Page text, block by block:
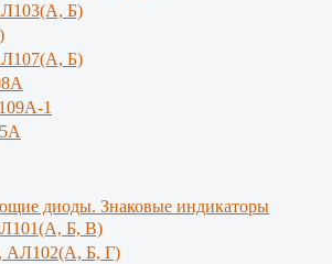
Б)
Б)
1
диоды. Знаковые индикаторы
Б, В)
АЛ102(А, Б, Г)